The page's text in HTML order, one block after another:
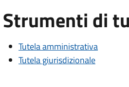
Strumenti di
Tutela amministrativa
Tutela giurisdizionale